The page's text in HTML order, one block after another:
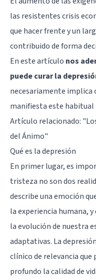
las resistentes crisis
que hacer frente y un
contribuido de forma
En este artículo nos
puede curar la
necesariamente implica
manifiesta este
Artículo relacionado: "
del Ánimo"
Qué es la depresión
En primer lugar, es
tristeza no son dos
describe una emoción
la experiencia humana,
la evolución de nuestra
adaptativas. La
clínico de relevancia
profundo la calidad de